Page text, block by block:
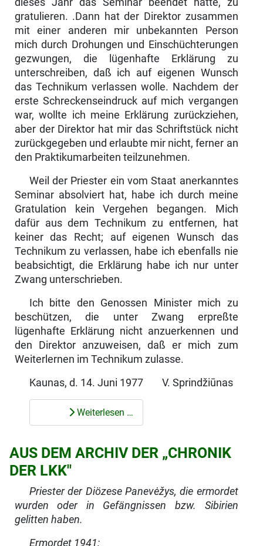
dieses Jahr das Seminar beendet hatte, zu
gratulieren. .Dann hat der Direktor zusammen
mit einer anderen mir unbe­kannten Person
mich durch Drohungen und Einschüchterungen
gezwungen, die lügenhafte Erklärung zu
unterschreiben, daß ich auf eigenen Wunsch
das Technikum verlassen wolle. Nachdem der
erste Schreckenseindruck auf mich vergangen
war, wollte ich meine Erklärung zurückziehen,
aber der Direktor hat mir das Schriftstück nicht
zurückgegeben und erlaubte mir nicht, ferner an
den Praktikumarbeiten teilzunehmen.
Weil der Priester ein vom Staat anerkanntes
Seminar absolviert hat, habe ich durch meine
Gratulation kein Vergehen begangen. Mich
dafür aus dem Tech­nikum zu entfernen, hat
keiner das Recht; auf eigenen Wunsch das
Techni­kum zu verlassen, habe ich ebenfalls nie
beabsichtigt, die Erklärung habe ich nur unter
Zwang unterschrieben.
Ich bitte den Genossen Minister mich zu
beschützen, die unter Zwang er­preßte
lügenhafte Erklärung nicht anzuerkennen und
den Direktor anzuwei­sen, daß er mich zum
Weiterlernen im Technikum zulasse.
Kaunas, d. 14. Juni 1977 V. Sprindžiūnas
Weiterlesen …
AUS DEM ARCHIV DER „CHRONIK
DER LKK"
Priester der Diözese Panevėžys, die ermordet
wurden oder in Gefängnissen bzw. Sibirien
gelitten haben.
Ermordet 1941: